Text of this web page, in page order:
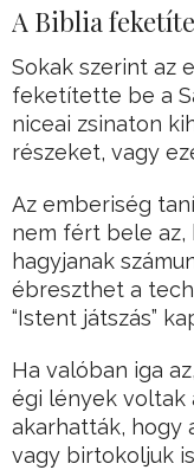
A Biblia
Sokak szerint az
feketítette be a
niceai zsinaton
részeket, vagy
Az emberiség
nem fért bele
hagyjanak
ébreszthet a
“Istent játszás”
Ha valóban iga
égi lények voltak
akarhatták, hogy
vagy birtokoljuk